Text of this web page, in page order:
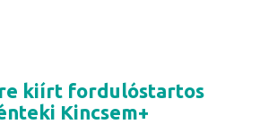
kiírt fordulóstartos
Kincsem+